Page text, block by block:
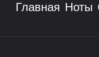
Главная Ноты